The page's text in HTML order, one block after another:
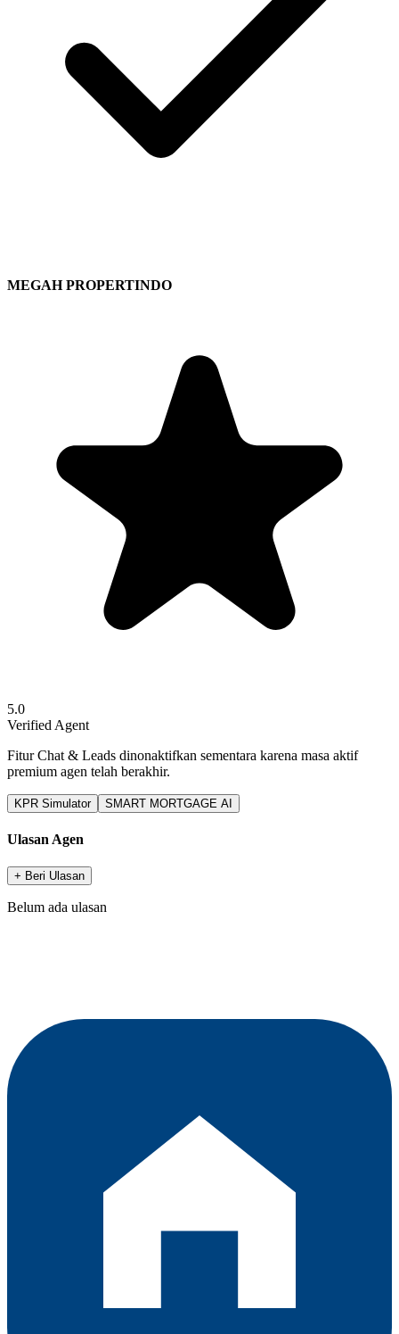
MEGAH PROPERTINDO
5.0
Verified Agent
Fitur Chat & Leads dinonaktifkan sementara karena masa aktif
premium agen telah berakhir.
KPR Simulator SMART MORTGAGE AI
Ulasan Agen
+ Beri Ulasan
Belum ada ulasan